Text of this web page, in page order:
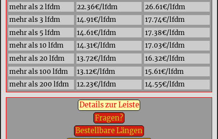
mehr als 2 lfdm
22.36€/lfdm
26.61€/lfdm
mehr als 3 lfdm
14.91€/lfdm
17.74€/lfdm
mehr als 5 lfdm
14.61€/lfdm
17.38€/lfdm
mehr als 10 lfdm
14.31€/lfdm
17.03€/lfdm
mehr als 20 lfdm
13.72€/lfdm
16.32€/lfdm
mehr als 100 lfdm
13.12€/lfdm
15.61€/lfdm
mehr als 200 lfdm
12.23€/lfdm 14.55€/lfdm
Details zur Leiste
Fragen?
Bestellbare Längen